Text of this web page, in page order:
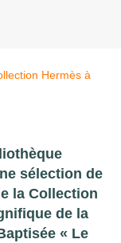
sélection de
la Collection
de la
« Le